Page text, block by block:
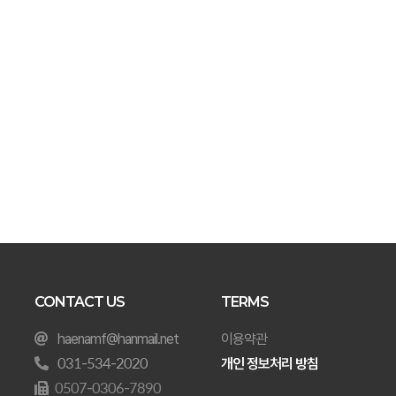
CONTACT US
haenamf@hanmail.net
031-534-2020
0507-0306-7890
TERMS
이용약관
개인 정보처리 방침